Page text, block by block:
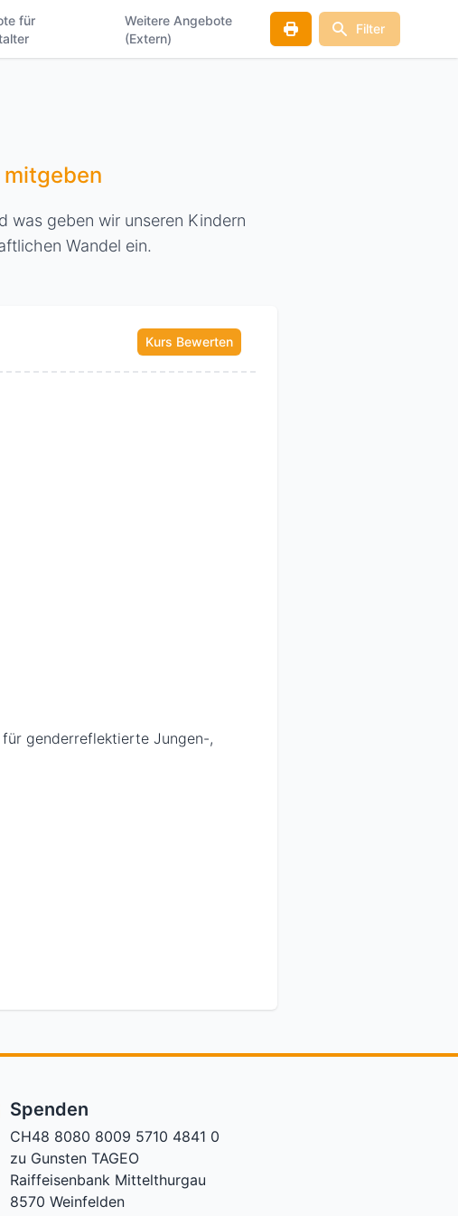
für
Weitere Angebote
(Extern)
Filter
mitgeben
was geben wir unseren Kindern
Wandel ein.
Kurs Bewerten
für genderreflektierte Jungen-,
Spenden
CH48 8080 8009 5710 4841 0
zu Gunsten TAGEO
Raiffeisenbank Mittelthurgau
8570 Weinfelden